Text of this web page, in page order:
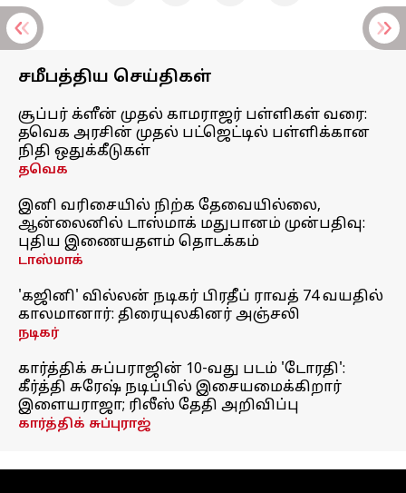
சமீபத்திய செய்திகள்
சூப்பர் க்ளீன் முதல் காமராஜர் பள்ளிகள் வரை:
தவெக அரசின் முதல் பட்ஜெட்டில் பள்ளிக்கான
நிதி ஒதுக்கீடுகள்
தவெக
இனி வரிசையில் நிற்க தேவையில்லை,
ஆன்லைனில் டாஸ்மாக் மதுபானம் முன்பதிவு:
புதிய இணையதளம் தொடக்கம்
டாஸ்மாக்
'கஜினி' வில்லன் நடிகர் பிரதீப் ராவத் 74 வயதில்
காலமானார்: திரையுலகினர் அஞ்சலி
நடிகர்
கார்த்திக் சுப்பராஜின் 10-வது படம் 'டோரதி':
கீர்த்தி சுரேஷ் நடிப்பில் இசையமைக்கிறார்
இளையராஜா; ரிலீஸ் தேதி அறிவிப்பு
கார்த்திக் சுப்புராஜ்